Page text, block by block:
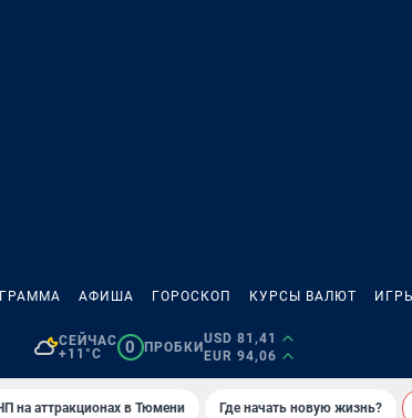
АФИША ГОРОСКОП КУРСЫ ВАЛЮТ ИГРЫ
СЕЙЧАС
+11°C
0 ПРОБКИ
USD 81,41
EUR 94,06
на аттракционах в Тюмени Где начать новую жизнь?